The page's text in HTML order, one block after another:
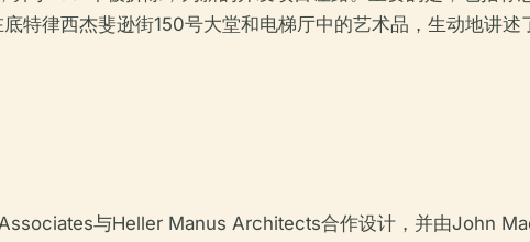
特律西杰斐逊街150号大堂和电梯厅中的艺术品，生动地讲
与Heller Manus Architects合作设计，并由John